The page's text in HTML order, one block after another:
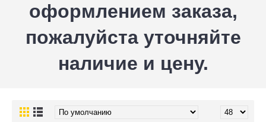
оформлением заказа,
пожалуйста уточняйте
наличие и цену.